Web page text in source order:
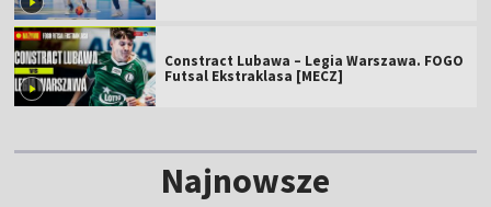
Constract Lubawa – Legia Warszawa. FOGO
Futsal Ekstraklasa [MECZ]
Najnowsze